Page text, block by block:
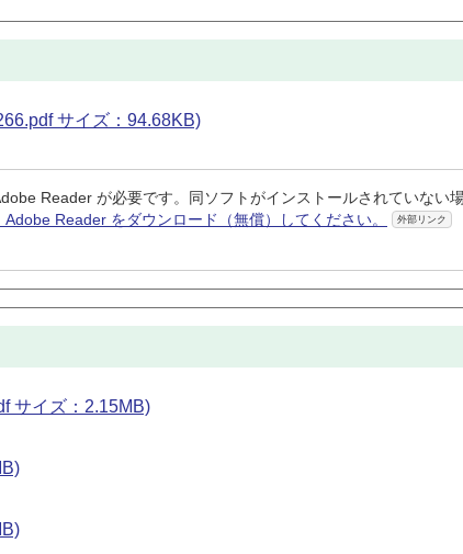
サイズ：94.68KB)
Reader が必要です。同ソフトがインストールされていない
Reader をダウンロード（無償）してください。 外部リンク
サイズ：2.15MB)